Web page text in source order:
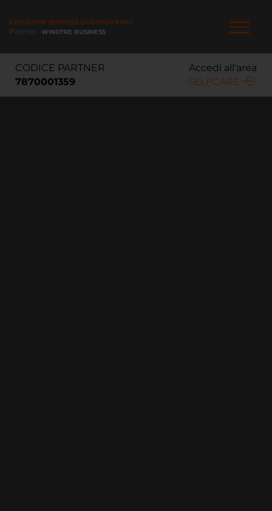
contenuto
EVOLUTION SERVICES DI MARCO BRUGOLETTA
Partner WINDTRE BUSINESS
CODICE PARTNER
7870001359
Accedi all'area
SELFCARE
NAVIGAZIONE
PRINCIPALE